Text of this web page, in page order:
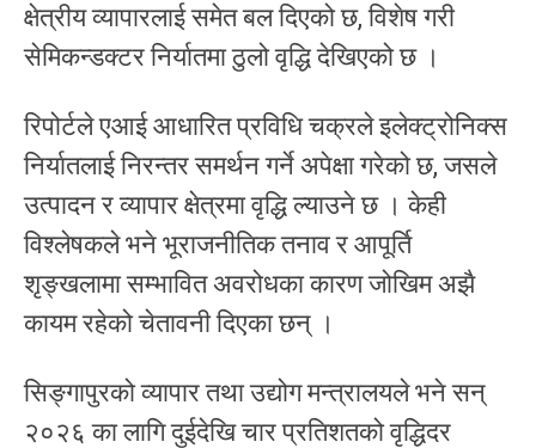
क्षेत्रीय व्यापारलाई समेत बल दिएको छ, विशेष गरी
सेमिकन्डक्टर निर्यातमा ठुलो वृद्धि देखिएको छ ।
रिपोर्टले एआई आधारित प्रविधि चक्रले इलेक्ट्रोनिक्स
निर्यातलाई निरन्तर समर्थन गर्ने अपेक्षा गरेको छ, जसले
उत्पादन र व्यापार क्षेत्रमा वृद्धि ल्याउने छ । केही
विश्लेषकले भने भूराजनीतिक तनाव र आपूर्ति
शृङ्खलामा सम्भावित अवरोधका कारण जोखिम अझै
कायम रहेको चेतावनी दिएका छन् ।
सिङ्गापुरको व्यापार तथा उद्योग मन्त्रालयले भने सन्
२०२६ का लागि दुईदेखि चार प्रतिशतको वृद्धिदर